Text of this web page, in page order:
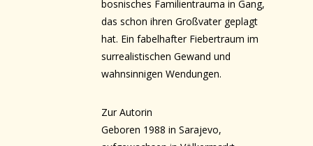
bosnisches Familientrauma in Gang,
das schon ihren Großvater geplagt
hat. Ein fabelhafter Fiebertraum im
surrealistischen Gewand und
wahnsinnigen Wendungen.
Zur Autorin
Geboren 1988 in Sarajevo,